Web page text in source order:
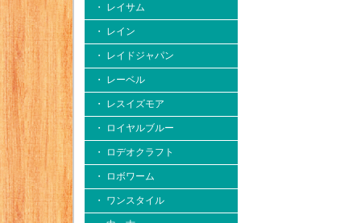
・ レイサム
・ レイン
・ レイドジャパン
・ レーベル
・ レスイズモア
・ ロイヤルブルー
・ ロデオクラフト
・ ロボワーム
・ ワンスタイル